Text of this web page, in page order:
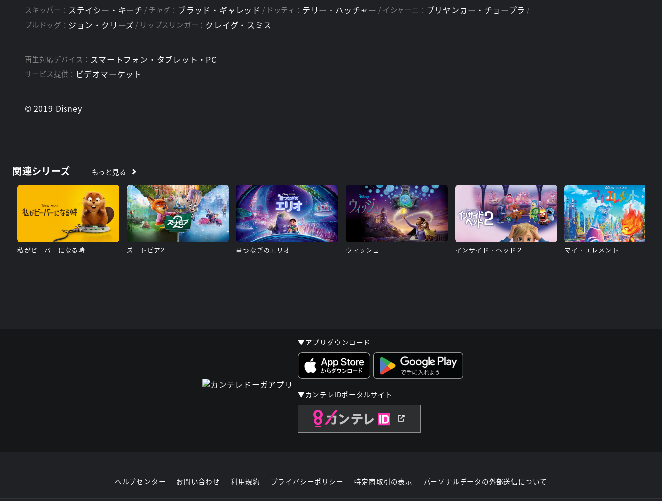
スキッパー： ステイシー・キーチ チャグ： ブラッド・ギャレッド ドッティ： テリー・ハッチャー イシャーニ： プリヤンカー・チョープラ
ブルドッグ： ジョン・クリーズ リップスリンガー： クレイグ・スミス
再生対応デバイス： スマートフォン・タブレット・PC
サービス提供： ビデオマーケット
© 2019 Disney
関連シリーズ もっと見る
私がビーバーになる時 ズートピア2 星つなぎのエリオ ウィッシュ インサイド・ヘッド２ マイ・エレメント
▼アプリダウンロード
▼カンテレIDポータルサイト
ヘルプセンター お問い合わせ 利用規約 プライバシーポリシー 特定商取引の表示 パーソナルデータの外部送信について